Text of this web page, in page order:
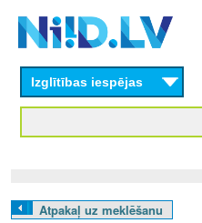
content
Izglītības iespējas
Atpakaļ uz meklēšanu